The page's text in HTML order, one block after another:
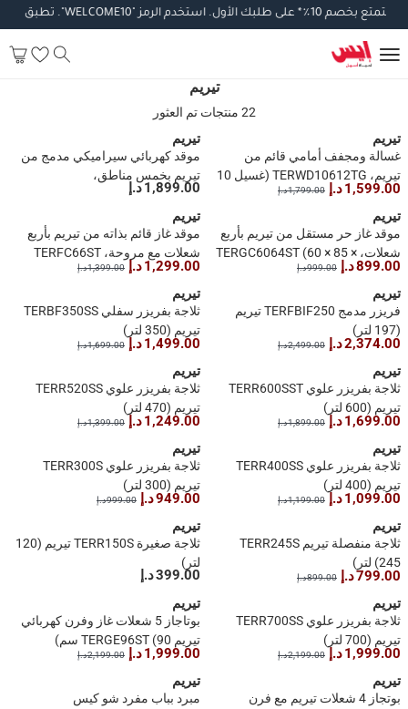
بخصم10 ٪* على طلبك الأول.استخدم الرمز"WELCOME10". تطبق
تيريم
22 منتجات تم العثور
تيريم
غسالة ومجفف أمامي قائم من
تيريم، TERWD10612TG (غسيل 10
كجم، تجفيف 7 كجم)
1,599.00 د.إ 1,799.00 د.إ
تيريم
موقد كهربائي سيراميكي مدمج من
تيريم بخمس مناطق،
TERBIVC905GB (90 سم)
1,899.00 د.إ
تيريم
موقد غاز حر مستقل من تيريم بأربع
شعلات، TERGC6064ST (60 × 85 ×
55 سم)
899.00 د.إ 999.00 د.إ
تيريم
موقد غاز قائم بذاته من تيريم بأربع
شعلات مع مروحة، TERFC66ST
(60 × 85 × 60 سم)
1,299.00 د.إ 1,399.00 د.إ
تيريم
فريزر مدمج TERFBIF250 تيريم
(197 لتر)
2,374.00 د.إ 2,499.00 د.إ
تيريم
ثلاجة بفريزر سفلي TERBF350SS
تيريم (350 لتر)
1,499.00 د.إ 1,699.00 د.إ
تيريم
ثلاجة بفريزر علوي TERR600SST
تيريم (600 لتر)
1,699.00 د.إ 1,899.00 د.إ
تيريم
ثلاجة بفريزر علوي TERR520SS
تيريم (470 لتر)
1,249.00 د.إ 1,399.00 د.إ
تيريم
ثلاجة بفريزر علوي TERR400SS
تيريم (400 لتر)
1,099.00 د.إ 1,199.00 د.إ
تيريم
ثلاجة بفريزر علوي TERR300S
تيريم (300 لتر)
949.00 د.إ 999.00 د.إ
تيريم
ثلاجة منفصلة تيريم TERR245S
(245 لتر)
799.00 د.إ 899.00 د.إ
تيريم
ثلاجة صغيرة TERR150S تيريم (120
لتر)
399.00 د.إ
تيريم
ثلاجة بفريزر علوي TERR700SS
تيريم (700 لتر)
1,999.00 د.إ 2,199.00 د.إ
تيريم
بوتاجاز 5 شعلات غاز وفرن كهربائي
تيريم TERGE96ST (90 سم)
1,999.00 د.إ 2,199.00 د.إ
تيريم
بوتجاز 4 شعلات تيريم مع فرن
تيريم
مبرد بباب مفرد شو كيس